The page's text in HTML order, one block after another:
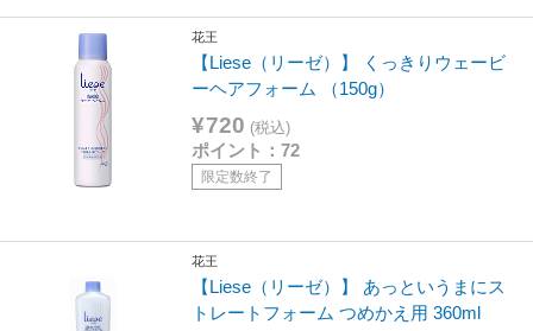
花王
【Liese（リーゼ）】 くっきりウェービ
ーヘアフォーム （150g）
¥720 (税込)
ポイント：72
限定数終了
花王
【Liese（リーゼ）】 あっというまにス
トレートフォーム つめかえ用 360ml